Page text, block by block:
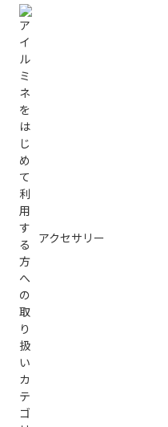
アクセサリー